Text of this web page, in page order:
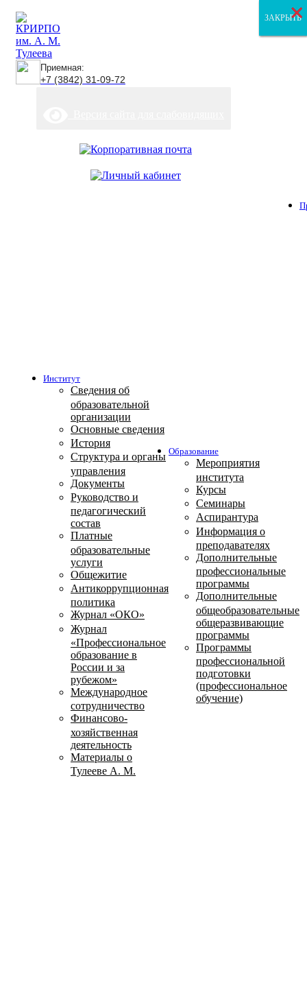
Приемная:
+7 (3842) 31-09-72
Институт
Сведения об
образовательной
организации
Основные сведения
История
Структура и органы
управления
Документы
Руководство и
педагогический
состав
Платные
образовательные
услуги
Общежитие
Антикоррупционная
политика
Журнал «ОКО»
Журнал
«Профессиональное
образование в
России и за
рубежом»
Международное
сотрудничество
Финансово-
хозяйственная
деятельность
Материалы о
Тулееве А. М.
Образование
Мероприятия
института
Курсы
Семинары
Аспирантура
Информация о
преподавателях
Дополнительные
профессиональные
программы
Дополнительные
общеобразовательные
общеразвивающие
программы
Программы
профессиональной
подготовки
(профессиональное
обучение)
ЗАКРЫТЬ
ЗАКРЫТЬ
ЗАКРЫТЬ
×
×
×